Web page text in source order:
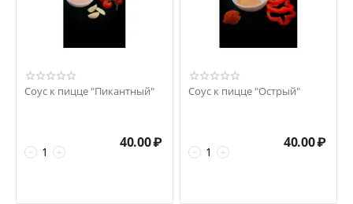
Соус к пицце "Пикантный"
+
−
40.00₽
Соус к пицце "Острый"
+
−
40.00₽